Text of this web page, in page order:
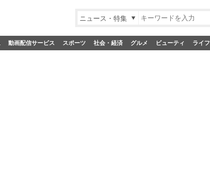
ニュース・特集
動画配信サービス スポーツ 社会・経済 グルメ ビューティ ライフ